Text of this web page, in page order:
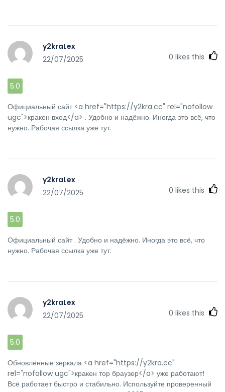
y2kraLex
22/07/2025
0 likes this
5.0
Официальный сайт <a href="https://y2kra.cc" rel="nofollow
ugc">кракен вход</a> . Удобно и надёжно. Иногда это всё, что
нужно. Рабочая ссылка уже тут.
y2kraLex
22/07/2025
0 likes this
5.0
Официальный сайт . Удобно и надёжно. Иногда это всё, что
нужно. Рабочая ссылка уже тут.
y2kraLex
22/07/2025
0 likes this
5.0
Обновлённые зеркала <a href="https://y2kra.cc"
rel="nofollow ugc">кракен тор браузер</a> уже работают!
Всё работает быстро и стабильно. Используйте проверенный